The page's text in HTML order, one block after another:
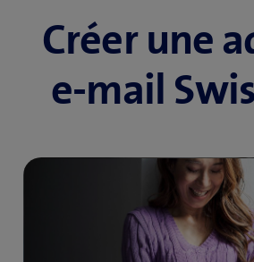
Créer une
e-mail